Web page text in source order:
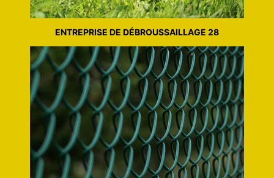
ENTREPRISE DE DÉBROUSSAILLAGE 28